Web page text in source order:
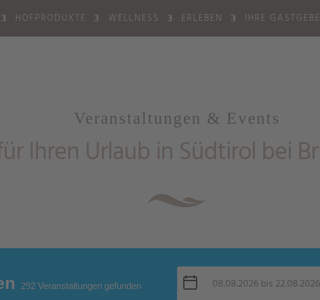
HOFPRODUKTE WELLNESS ERLEBEN IHRE
Veranstaltungen & Events
Ihren Urlaub in Südtirol bei
292 Veranstaltungen gefunden